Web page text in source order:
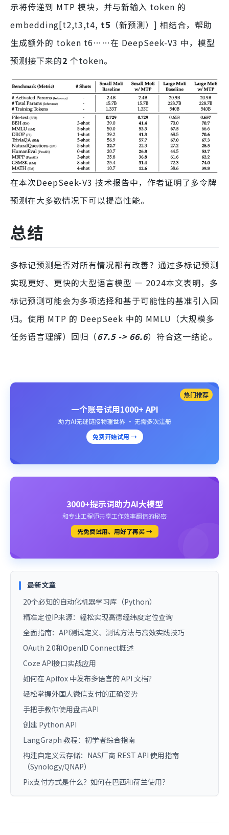
示将传递到 MTP 模块，并与新输入 token 的
embedding[t2,t3,t4, t5 （新预测）] 相结合，帮助
生成额外的 token t6……在 DeepSeek-V3 中，模型
预测接下来的2 个token。
在本次DeepSeek-V3 技术报告中，作者证明了多令牌
预测在大多数情况下可以提高性能。
总结
多标记预测是否对所有情况都有改善？通过多标记预测
实现更好、更快的大型语言模型 — 2024本文表明，多
标记预测可能会为多项选择和基于可能性的基准引入回
归。使用 MTP 的 DeepSeek 中的 MMLU（大规模多
任务语言理解）回归（67.5 -> 66.6）符合这一结论。
热门推荐
一个账号试用1000+ API
助力AI无缝链接物理世界 · 无需多次注册
免费开始试用 →
3000+提示词助力AI大模型
和专业工程师共享工作效率翻倍的秘密
先免费试用、用好了再买 →
最新文章
20个必知的自动化机器学习库（Python）
精准定位IP来源：轻松实现高德经纬度定位查询
全面指南：API测试定义、测试方法与高效实践技巧
OAuth 2.0和OpenID Connect概述
Coze API接口实战应用
如何在 Apifox 中发布多语言的 API 文档？
轻松掌握外国人微信支付的正确姿势
手把手教你使用盘古API
创建 Python API
LangGraph 教程：初学者综合指南
构建自定义云存储：NAS厂商 REST API 使用指南
（Synology/QNAP）
Pix支付方式是什么？如何在巴西和荷兰使用？